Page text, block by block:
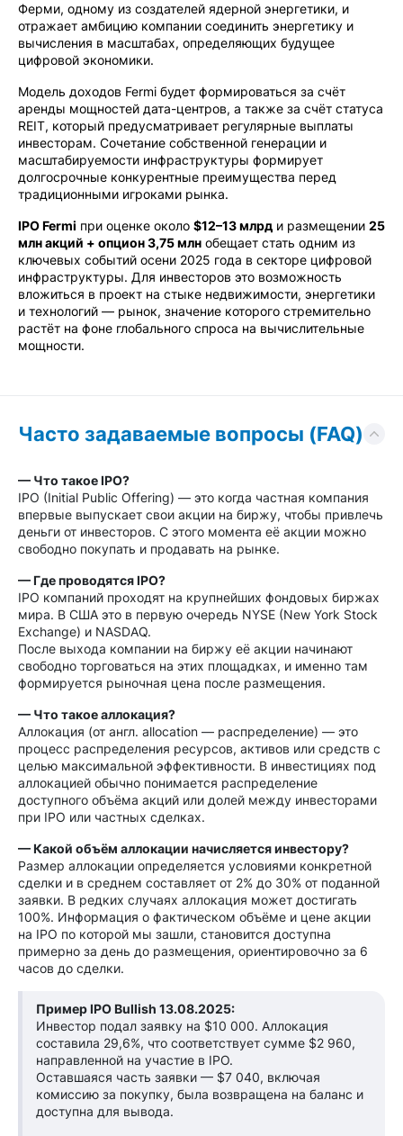
Ферми, одному из создателей ядерной энергетики, и
отражает амбицию компании соединить энергетику и
вычисления в масштабах, определяющих будущее
цифровой экономики.
Модель доходов Fermi будет формироваться за счёт
аренды мощностей дата-центров, а также за счёт статуса
REIT, который предусматривает регулярные выплаты
инвесторам. Сочетание собственной генерации и
масштабируемости инфраструктуры формирует
долгосрочные конкурентные преимущества перед
традиционными игроками рынка.
IPO Fermi при оценке около $12–13 млрд и размещении 25
млн акций + опцион 3,75 млн обещает стать одним из
ключевых событий осени 2025 года в секторе цифровой
инфраструктуры. Для инвесторов это возможность
вложиться в проект на стыке недвижимости, энергетики
и технологий — рынок, значение которого стремительно
растёт на фоне глобального спроса на вычислительные
мощности.
Часто задаваемые вопросы (FAQ)
— Что такое IPO?
IPO (Initial Public Offering) — это когда частная компания
впервые выпускает свои акции на биржу, чтобы привлечь
деньги от инвесторов. С этого момента её акции можно
свободно покупать и продавать на рынке.
— Где проводятся IPO?
IPO компаний проходят на крупнейших фондовых биржах
мира. В США это в первую очередь NYSE (New York Stock
Exchange) и NASDAQ.
После выхода компании на биржу её акции начинают
свободно торговаться на этих площадках, и именно там
формируется рыночная цена после размещения.
— Что такое аллокация?
Аллокация (от англ. allocation — распределение) — это
процесс распределения ресурсов, активов или средств с
целью максимальной эффективности. В инвестициях под
аллокацией обычно понимается распределение
доступного объёма акций или долей между инвесторами
при IPO или частных сделках.
— Какой объём аллокации начисляется инвестору?
Размер аллокации определяется условиями конкретной
сделки и в среднем составляет от 2% до 30% от поданной
заявки. В редких случаях аллокация может достигать
100%. Информация о фактическом объёме и цене акции
на IPO по которой мы зашли, становится доступна
примерно за день до размещения, ориентировочно за 6
часов до сделки.
Пример IPO Bullish 13.08.2025:
Инвестор подал заявку на $10 000. Аллокация
составила 29,6%, что соответствует сумме $2 960,
направленной на участие в IPO.
Оставшаяся часть заявки — $7 040, включая
комиссию за покупку, была возвращена на баланс и
доступна для вывода.